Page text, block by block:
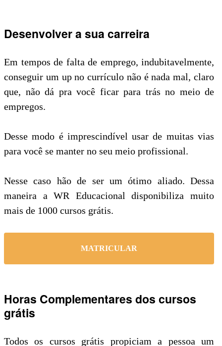
Desenvolver a sua carreira
Em tempos de falta de emprego, indubitavelmente,
conseguir um up no currículo não é nada mal, claro
que, não dá pra você ficar para trás no meio de
empregos.
Desse modo é imprescindível usar de muitas vias
para você se manter no seu meio profissional.
Nesse caso hão de ser um ótimo aliado. Dessa
maneira a WR Educacional disponibiliza muito
mais de 1000 cursos grátis.
MATRICULAR
Horas Complementares dos cursos
grátis
Todos os cursos grátis propiciam a pessoa um